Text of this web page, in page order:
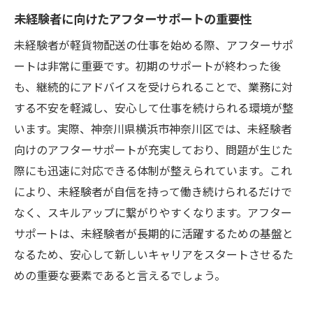
未経験者に向けたアフターサポートの重要性
未経験者が軽貨物配送の仕事を始める際、アフターサポ
ートは非常に重要です。初期のサポートが終わった後
も、継続的にアドバイスを受けられることで、業務に対
する不安を軽減し、安心して仕事を続けられる環境が整
います。実際、神奈川県横浜市神奈川区では、未経験者
向けのアフターサポートが充実しており、問題が生じた
際にも迅速に対応できる体制が整えられています。これ
により、未経験者が自信を持って働き続けられるだけで
なく、スキルアップに繋がりやすくなります。アフター
サポートは、未経験者が長期的に活躍するための基盤と
なるため、安心して新しいキャリアをスタートさせるた
めの重要な要素であると言えるでしょう。